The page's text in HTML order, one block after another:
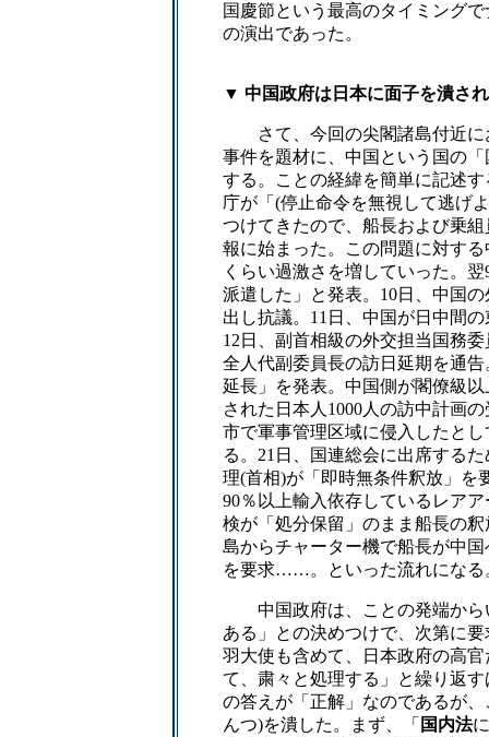
国慶節という最高のタイミング
の演出であった。
▼ 中国政府は日本に面子を潰さ
さて、今回の尖閣諸島付近に
事件を題材に、中国という国の
する。ことの経緯を簡単に記述
庁が「(停止命令を無視して逃げ
つけてきたので、船長および乗
報に始まった。この問題に対す
くらい過激さを増していった。
派遣した」と発表。10日、中国
出し抗議。11日、中国が日中間
12日、副首相級の外交担当国務
全人代副委員長の訪日延期を通
延長」を発表。中国側が閣僚級
された日本人1000人の訪中計画
市で軍事管理区域に侵入したと
る。21日、国連総会に出席する
理(首相)が「即時無条件釈放」を
90％以上輸入依存しているレア
検が「処分保留」のまま船長の
島からチャーター機で船長が中
を要求……。といった流れになる
中国政府は、ことの発端から
ある」との決めつけで、次第に
羽大使も含めて、日本政府の高
て、粛々と処理する」と繰り返
の答えが「正解」なのであるが
んつ)を潰した。まず、「 国内法